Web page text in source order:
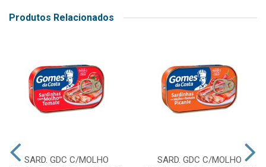
Produtos Relacionados
SARD. GDC C/MOLHO
SARD. GDC C/MOLHO